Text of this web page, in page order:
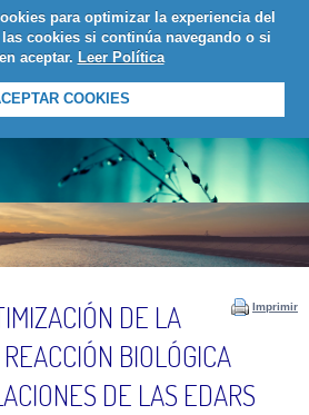
para optimizar la experiencia del
cookies si continúa navegando o si
aceptar. Leer Política
COOKIES
LOGIN
Imprimir
DE LA
BIOLÓGICA
DE LAS EDARS